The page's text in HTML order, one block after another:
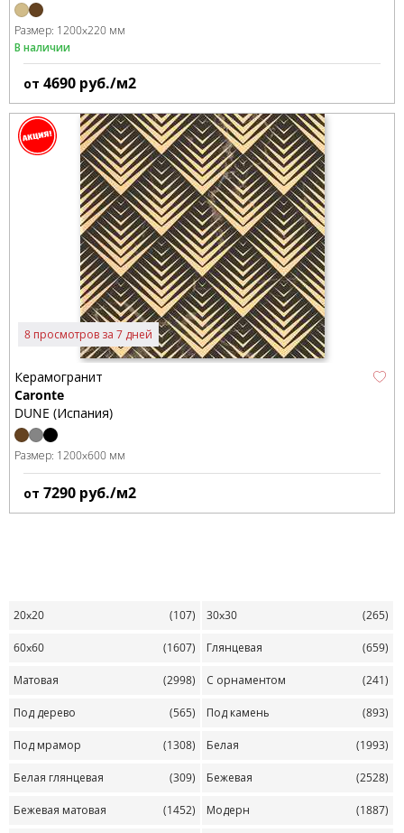
Размер: 1200x220 мм
В наличии
от 4690 руб./м2
8 просмотров за 7 дней
Керамогранит
Caronte
DUNE (Испания)
Размер: 1200x600 мм
от 7290 руб./м2
20x20 (107) 30x30 (265)
60x60 (1607) Глянцевая (659)
Матовая (2998) С орнаментом (241)
Под дерево (565) Под камень (893)
Под мрамор (1308) Белая (1993)
Белая глянцевая (309) Бежевая (2528)
Бежевая матовая (1452) Модерн (1887)